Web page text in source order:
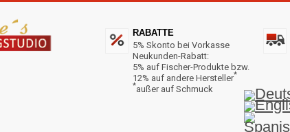
RABATTE
5% Skonto bei Vorkasse
Neukunden-Rabatt:
5% auf Fischer-Produkte bzw.
12% auf andere Hersteller*
*außer auf Schmuck